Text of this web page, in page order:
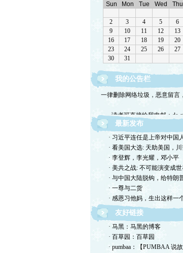
我的公告栏
一律删除网络垃圾，恶意留言
欢迎留言交流，恕我不一一回
欢迎转摘，包括国国内网站，
欢迎光临德孤的小岛！谢绝
最新发布
· 习近平连任是上帝对中国
· 看美国大选: 天助美国，
· 李登辉，李光耀，邓小平
· 美共之战: 不可能演变成
· 与中国大陆脱钩，给特朗
· 一尊与二货
· 感恩习他妈，生出这样一
友好链接
· 马黑：马黑的博客
· 百草园：百草园
· pumbaa：【PUMBAA 说故